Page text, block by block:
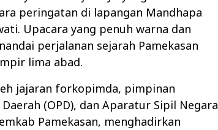
peringatan di lapangan Mandhapa
Upacara yang penuh warna dan
perjalanan sejarah Pamekasan
lima abad.
jajaran forkopimda, pimpinan
(OPD), dan Aparatur Sipil Negara
Pamekasan, menghadirkan